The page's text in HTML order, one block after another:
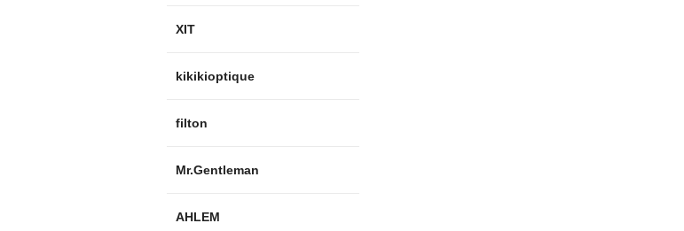
XIT
kikikioptique
filton
Mr.Gentleman
AHLEM